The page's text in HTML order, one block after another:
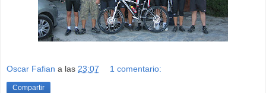
Oscar Fafian a las 23:07 1 comentario:
Compartir